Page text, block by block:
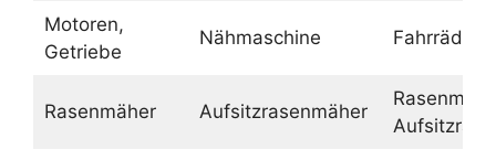
Motoren,
Getriebe
Nähmaschine Fahrräder
Rasenmäher Aufsitzrasenmäher